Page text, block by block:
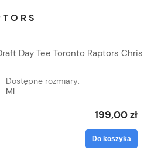
Day Tee Toronto Raptors Chris
Dostępne rozmiary:
ML
199,00 zł
Do koszyka